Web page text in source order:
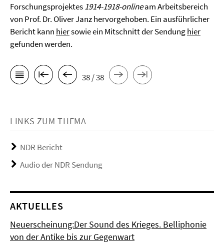
Forschungsprojektes1914-1918-onlineam Arbeitsbereich
von Prof. Dr. Oliver Janz hervorgehoben. Ein ausführlicher
Bericht kann hiersowie ein Mitschnitt der Sendunghier
gefunden werden.
38 / 38
LINKS ZUM THEMA
NDR Bericht
Audio der NDR Sendung
AKTUELLES
Neuerscheinung:Der Sound des Krieges. Belliphonie
von der Antike bis zur Gegenwart